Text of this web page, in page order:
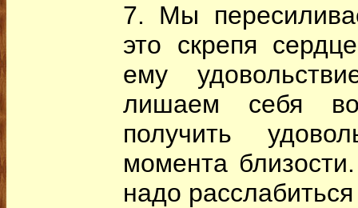
7. Мы
это скрепя
ему
лишаем себя
получить
момента
надо